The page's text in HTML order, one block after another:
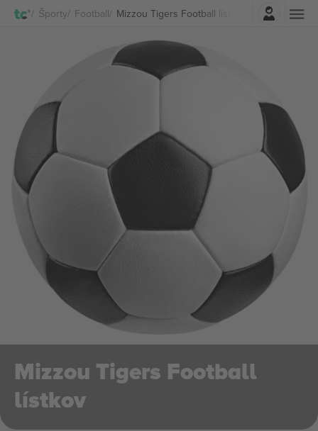
Športy Football Mizzou Tigers Football lístkov
Prihlásenie
Mizzou Tigers Football
lístkov